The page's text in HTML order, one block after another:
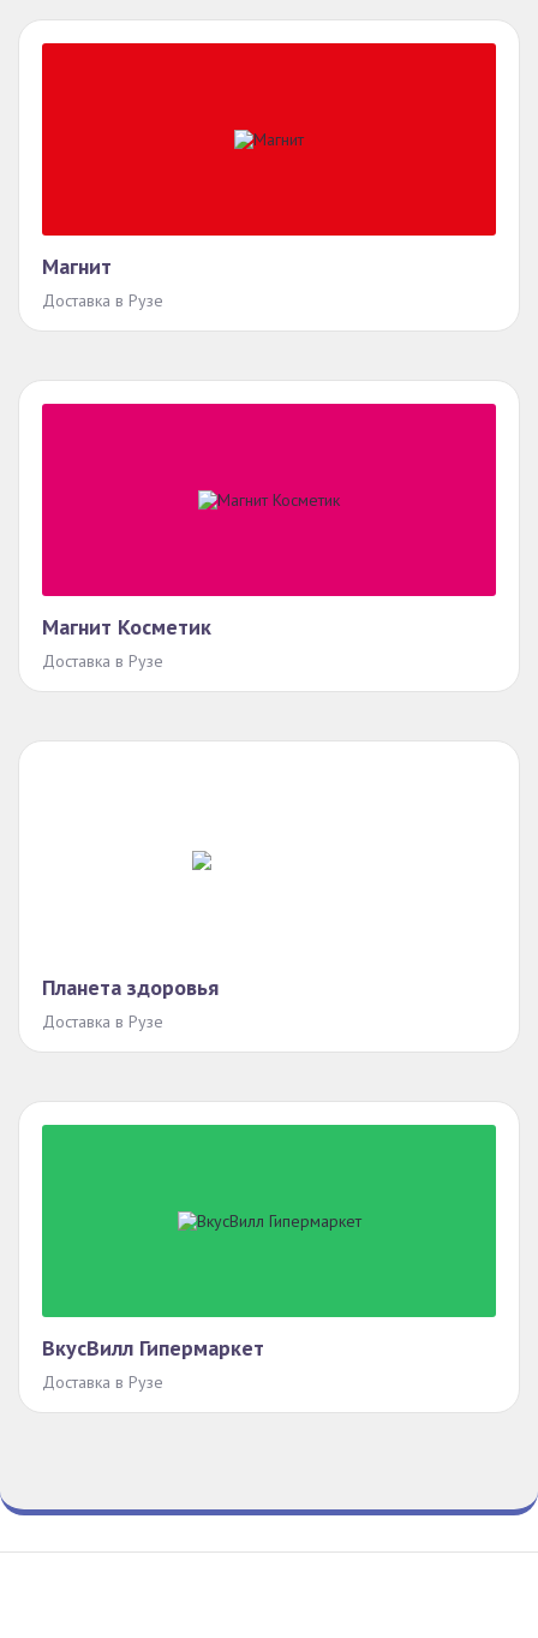
Магнит
Доставка в Рузе
Магнит Косметик
Доставка в Рузе
Планета здоровья
Доставка в Рузе
ВкусВилл Гипермаркет
Доставка в Рузе